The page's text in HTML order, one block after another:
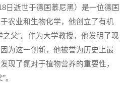
日逝世于德国慕尼黑）是一位德国
农业和生物化学，他创立了有机
父”。作为大学教授，他发明了现
为这一创新，他被誉为历史上最
现了氮对于植物营养的重要性，
。